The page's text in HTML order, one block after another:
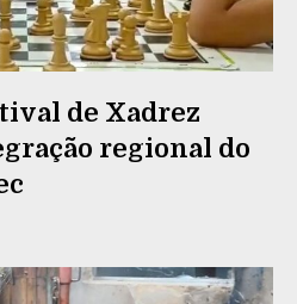
de Xadrez
regional do